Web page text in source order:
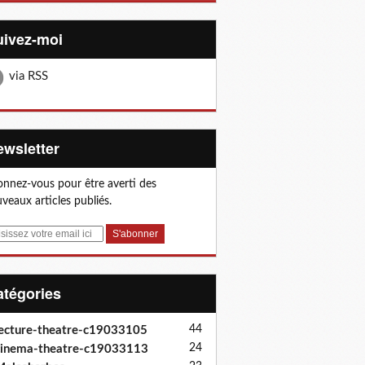
moi
via RSS
vous pour être averti des
articles publiés.
theatre-c19033105 44
theatre-c19033113 24